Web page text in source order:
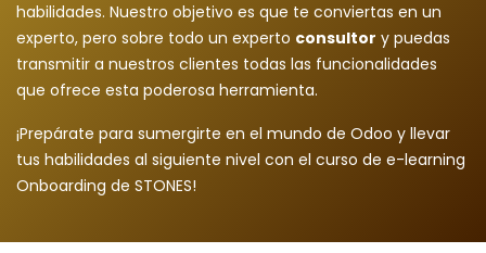
habilidades. Nuestro objetivo es que te conviertas en un
experto, pero sobre todo un experto consultor y puedas
transmitir a nuestros clientes todas las funcionalidades
que ofrece esta poderosa herramienta.
¡Prepárate para sumergirte en el mundo de Odoo y llevar
tus habilidades al siguiente nivel con el curso de e-learning
Onboarding de STONES!